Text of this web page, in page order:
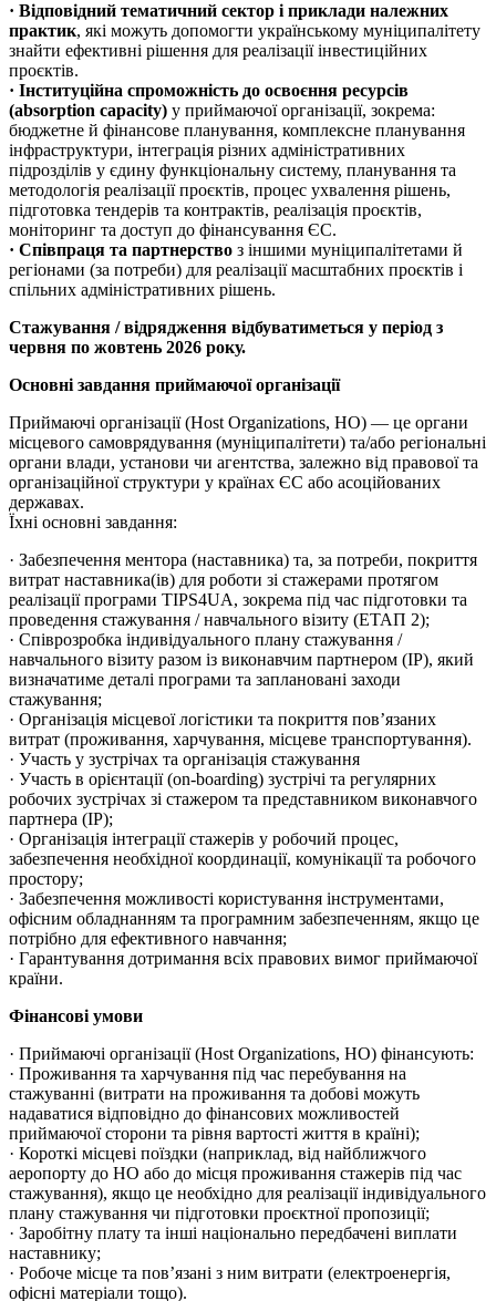
· Відповідний тематичний сектор і приклади належних
практик, які можуть допомогти українському муніципалітету
знайти ефективні рішення для реалізації інвестиційних
проєктів.
· Інституційна спроможність до освоєння ресурсів
(absorption capacity) у приймаючої організації, зокрема:
бюджетне й фінансове планування, комплексне планування
інфраструктури, інтеграція різних адміністративних
підрозділів у єдину функціональну систему, планування та
методологія реалізації проєктів, процес ухвалення рішень,
підготовка тендерів та контрактів, реалізація проєктів,
моніторинг та доступ до фінансування ЄС.
· Співпраця та партнерство з іншими муніципалітетами й
регіонами (за потреби) для реалізації масштабних проєктів і
спільних адміністративних рішень.
Стажування / відрядження відбуватиметься у період з
червня по жовтень 2026 року.
Основні завдання приймаючої організації
Приймаючі організації (Host Organizations, HO) — це органи
місцевого самоврядування (муніципалітети) та/або регіональні
органи влади, установи чи агентства, залежно від правової та
організаційної структури у країнах ЄС або асоційованих
державах.
Їхні основні завдання:
· Забезпечення ментора (наставника) та, за потреби, покриття
витрат наставника(ів) для роботи зі стажерами протягом
реалізації програми TIPS4UA, зокрема під час підготовки та
проведення стажування / навчального візиту (ЕТАП 2);
· Співрозробка індивідуального плану стажування /
навчального візиту разом із виконавчим партнером (IP), який
визначатиме деталі програми та заплановані заходи
стажування;
· Організація місцевої логістики та покриття пов’язаних
витрат (проживання, харчування, місцеве транспортування).
· Участь у зустрічах та організація стажування
· Участь в орієнтації (on-boarding) зустрічі та регулярних
робочих зустрічах зі стажером та представником виконавчого
партнера (IP);
· Організація інтеграції стажерів у робочий процес,
забезпечення необхідної координації, комунікації та робочого
простору;
· Забезпечення можливості користування інструментами,
офісним обладнанням та програмним забезпеченням, якщо це
потрібно для ефективного навчання;
· Гарантування дотримання всіх правових вимог приймаючої
країни.
Фінансові умови
· Приймаючі організації (Host Organizations, HO) фінансують:
· Проживання та харчування під час перебування на
стажуванні (витрати на проживання та добові можуть
надаватися відповідно до фінансових можливостей
приймаючої сторони та рівня вартості життя в країні);
· Короткі місцеві поїздки (наприклад, від найближчого
аеропорту до HO або до місця проживання стажерів під час
стажування), якщо це необхідно для реалізації індивідуального
плану стажування чи підготовки проєктної пропозиції;
· Заробітну плату та інші національно передбачені виплати
наставнику;
· Робоче місце та пов’язані з ним витрати (електроенергія,
офісні матеріали тощо).